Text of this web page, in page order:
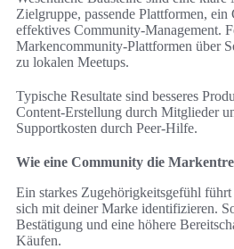
Zielgruppe, passende Plattformen,
effektives Community-Management.
Markencommunity-Plattformen über
zu lokalen Meetups.
Typische Resultate sind besseres
Content-Erstellung durch Mitglieder
Supportkosten durch Peer-Hilfe.
Wie eine Community die
Ein starkes Zugehörigkeitsgefühl
sich mit deiner Marke identifizieren.
Bestätigung und eine höhere
Käufen.